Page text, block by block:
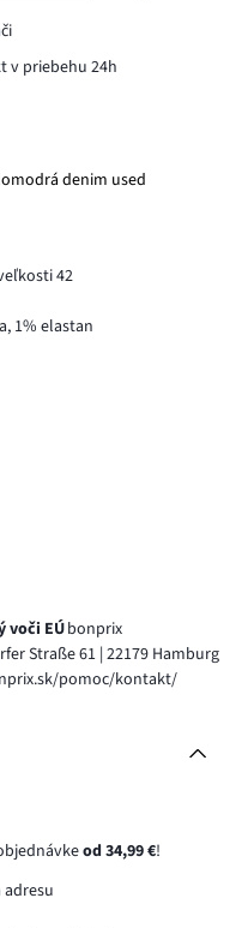
v priebehu 24h
denim used
42
1% elastan
voči EÚbonprix
Straße 61 | 22179 Hamburg
pomoc/kontakt/
od 34,99 €!
adresu